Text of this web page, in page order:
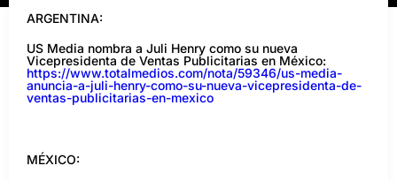
ARGENTINA:
US Media nombra a Juli Henry como su nueva
Vicepresidenta de Ventas Publicitarias en México:
https://www.totalmedios.com/nota/59346/us-media-
anuncia-a-juli-henry-como-su-nueva-vicepresidenta-de-
ventas-publicitarias-en-mexico
MÉXICO: